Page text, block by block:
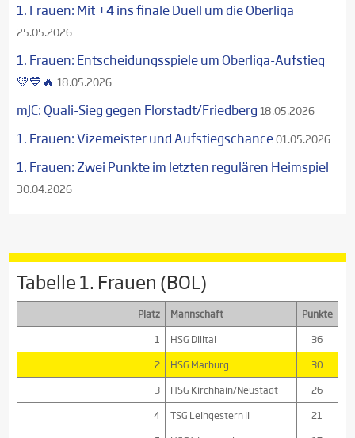
1. Frauen: Mit +4 ins finale Duell um die Oberliga
25.05.2026
1. Frauen: Entscheidungsspiele um Oberliga-Aufstieg
💛💙🔥 18.05.2026
mJC: Quali-Sieg gegen Florstadt/Friedberg 18.05.2026
1. Frauen: Vizemeister und Aufstiegschance01.05.2026
1. Frauen: Zwei Punkte im letzten regulären Heimspiel
30.04.2026
Tabelle 1. Frauen (BOL)
Platz Mannschaft
Punkte
1
HSG Dilltal
36
2
HSG Marburg
30
3
HSG Kirchhain/Neustadt
26
4
TSG Leihgestern II
21